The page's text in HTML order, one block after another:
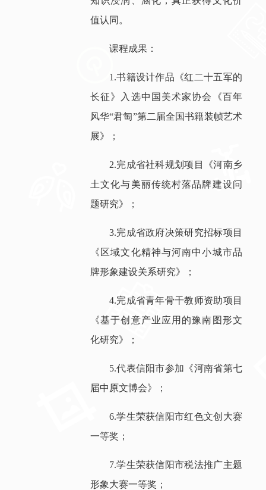
值认同。
课程成果：
1.书籍设计作品《红二十五军的
长征》入选中国美术家协会《百年
风华“君匋”第二届全国书籍装帧艺术
展》；
2.完成省社科规划项目《河南乡
土文化与美丽传统村落品牌建设问
题研究》；
3.完成省政府决策研究招标项目
《区域文化精神与河南中小城市品
牌形象建设关系研究》；
4.完成省青年骨干教师资助项目
《基于创意产业应用的豫南图形文
化研究》；
5.代表信阳市参加《河南省第七
届中原文博会》；
6.学生荣获信阳市红色文创大赛
一等奖；
7.学生荣获信阳市税法推广主题
形象大赛一等奖；